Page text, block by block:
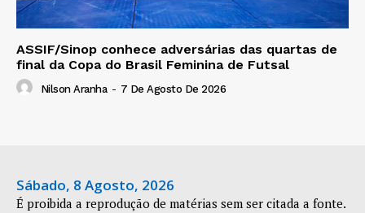
ASSIF/Sinop conhece adversárias das quartas de
final da Copa do Brasil Feminina de Futsal
Nilson Aranha - 7 De Agosto De 2026
Sábado, 8 Agosto, 2026
É proibida a reprodução de matérias sem ser citada a fonte.